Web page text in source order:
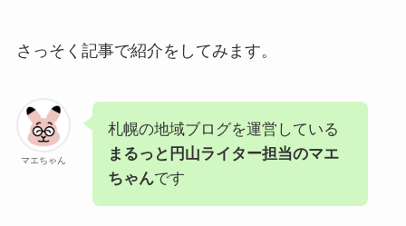
さっそく記事で紹介をしてみます。
マエちゃん
札幌の地域ブログを運営している
まるっと円山ライター担当のマエ
ちゃんです